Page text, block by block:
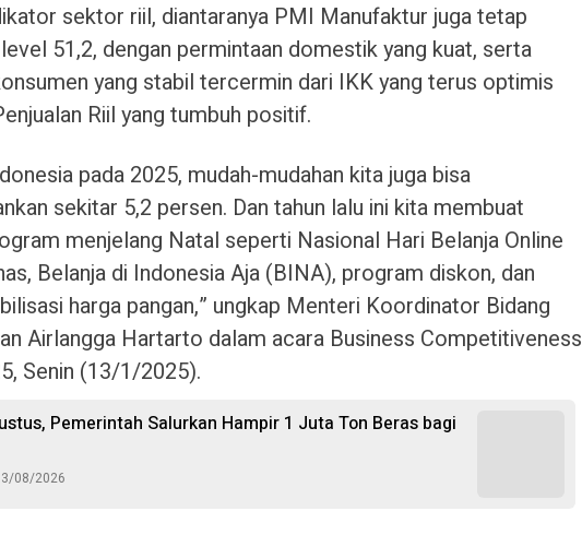
sektor riil, diantaranya PMI Manufaktur juga tetap
51,2, dengan permintaan domestik yang kuat, serta
yang stabil tercermin dari IKK yang terus optimis
Riil yang tumbuh positif.
pada 2025, mudah-mudahan kita juga bisa
sekitar 5,2 persen. Dan tahun lalu ini kita membuat
menjelang Natal seperti Nasional Hari Belanja Online
Belanja di Indonesia Aja (BINA), program diskon, dan
harga pangan,” ungkap Menteri Koordinator Bidang
Airlangga Hartarto dalam acara Business Competitiveness
Senin (13/1/2025).
Pemerintah Salurkan Hampir 1 Juta Ton Beras bagi
3/08/2026